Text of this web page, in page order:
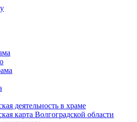
деятельность в храме
карта Волгоградской области